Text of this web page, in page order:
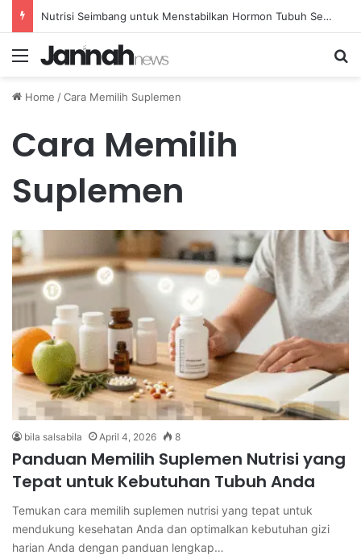
Nutrisi Seimbang untuk Menstabilkan Hormon Tubuh Secara Alami dan Aman Setiap Hari
Menu
Home /Cara Memilih Suplemen
Cara Memilih
Suplemen
bila salsabila April 4, 2026 8
Panduan Memilih Suplemen Nutrisi yang
Tepat untuk Kebutuhan Tubuh Anda
Temukan cara memilih suplemen nutrisi yang tepat untuk
mendukung kesehatan Anda dan optimalkan kebutuhan gizi
harian Anda dengan panduan lengkap…